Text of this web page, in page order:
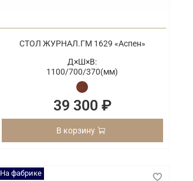
СТОЛ ЖУРНАЛ.ГМ 1629 «Аспен»
Д×Ш×В:
1100/700/370(мм)
39 300 ₽
В корзину
На фабрике